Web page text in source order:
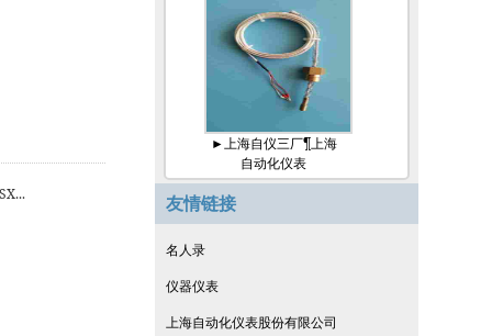
►上海自仪三厂¶上海
自动化仪表
友情链接
名人录
仪器仪表
上海自动化仪表股份有限公司